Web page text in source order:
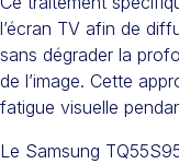
l’écran TV afin de
sans dégrader la
de l’image. Cette
fatigue visuelle
Le Samsung